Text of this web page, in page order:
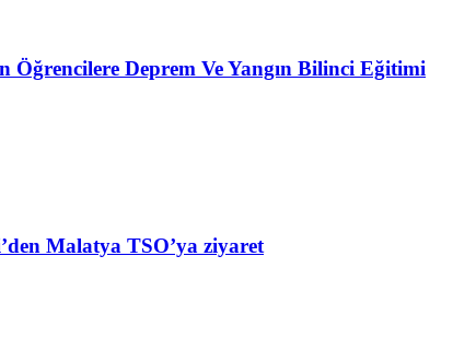
Öğrencilere Deprem Ve Yangın Bilinci Eğitimi
Malatya TSO’ya ziyaret